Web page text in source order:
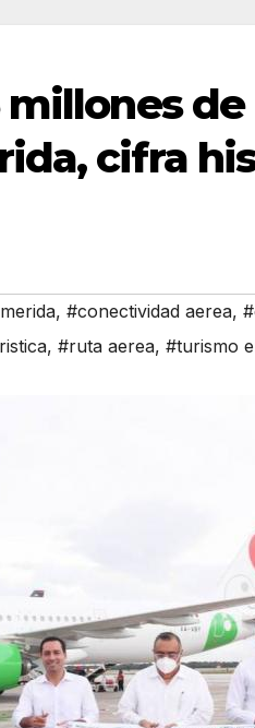
cifra
, #conectividad aerea,
, #ruta aerea, #turismo